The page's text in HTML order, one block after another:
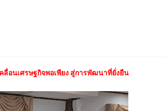
ลื่อนเศรษฐกิจพอเพียง สู่การพัฒนาที่ยั่งยืน